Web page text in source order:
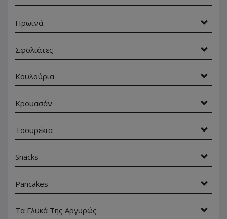
Πρωινά
Σφολιάτες
Κουλούρια
Κρουασάν
Τσουρέκια
Snacks
Pancakes
Τα Γλυκά Της Αργυρώς